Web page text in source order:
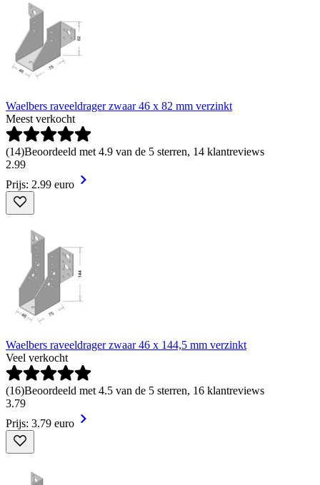
Waelbers raveeldrager zwaar 46 x 82 mm verzinkt
Meest verkocht
(14)Beoordeeld met 4.9 van de 5 sterren, 14 klantreviews
2.99
Prijs: 2.99 euro
Waelbers raveeldrager zwaar 46 x 144,5 mm verzinkt
Veel verkocht
(16)Beoordeeld met 4.5 van de 5 sterren, 16 klantreviews
3.79
Prijs: 3.79 euro